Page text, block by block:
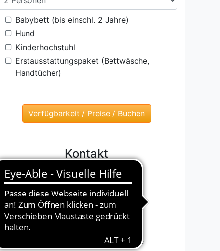
Babybett (bis einschl. 2 Jahre)
Hund
Kinderhochstuhl
Erstausstattungspaket (Bettwäsche,
Handtücher)
Kontakt
InterDomizil GmbH
Friedrich-Franz-Str.64
18119 Warnemünde
Tel.: 0381 5486384
warnemuende@interdomizil.de